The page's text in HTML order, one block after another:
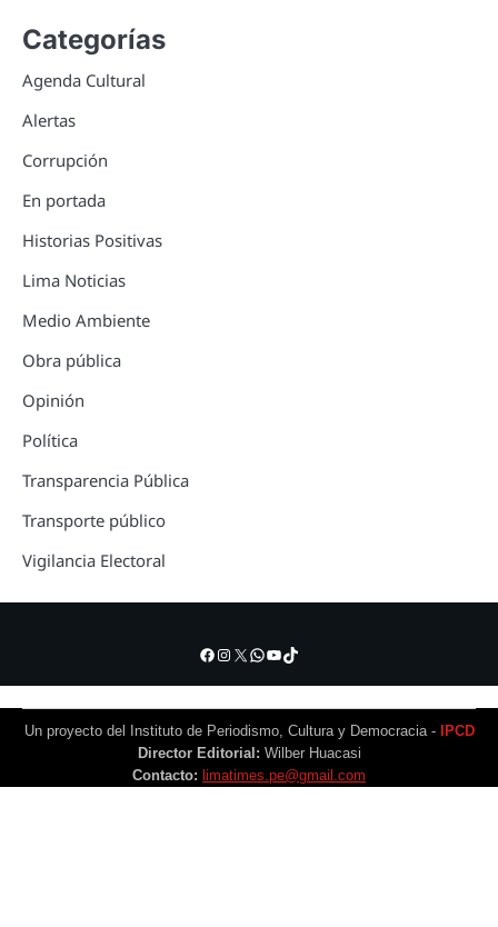
Categorías
Agenda Cultural
Alertas
Corrupción
En portada
Historias Positivas
Lima Noticias
Medio Ambiente
Obra pública
Opinión
Política
Transparencia Pública
Transporte público
Vigilancia Electoral
Facebook
Instagram
X WhatsApp
YouTube
TikTok
Un proyecto del Instituto de Periodismo, Cultura y Democracia - IPCD
Director Editorial: Wilber Huacasi
Contacto: limatimes.pe@gmail.com